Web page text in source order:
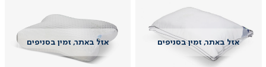
צפייה
צפייה
מהירה